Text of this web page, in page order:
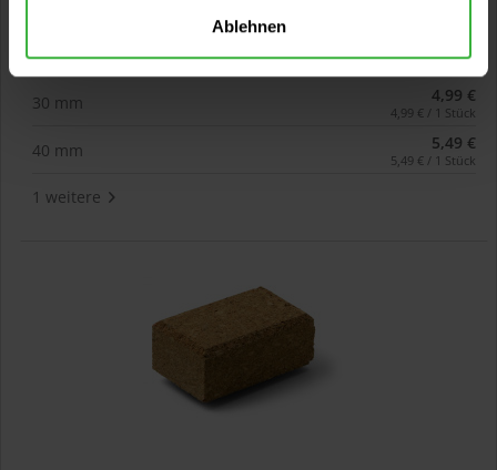
Ablehnen
feste Borste für das Auftragen...
Verfügbare Varianten
30 mm 4,99 €
4,99 € / 1 Stück
40 mm 5,49 €
5,49 € / 1 Stück
1 weitere